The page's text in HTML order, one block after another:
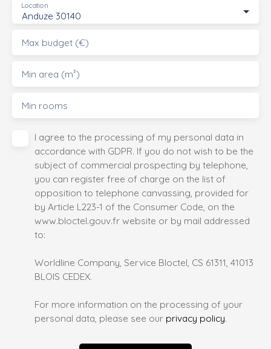
Anduze 30140
Location
Max budget (€)
Min area (m²)
Min rooms
I agree to the processing of my personal data in
accordance with GDPR. If you do not wish to be the
subject of commercial prospecting by telephone,
you can register free of charge on the list of
opposition to telephone canvassing, provided for
by Article L223-1 of the Consumer Code, on the
www.bloctel.gouv.fr website or by mail addressed
to:
Worldline Company, Service Bloctel, CS 61311, 41013
BLOIS CEDEX.
For more information on the processing of your
personal data, please see our privacy policy.